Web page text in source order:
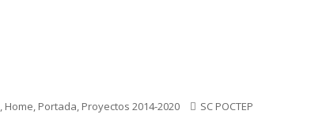
, Home, Portada, Proyectos 2014-2020 SC POCTEP